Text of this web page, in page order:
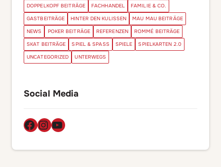
DOPPELKOPF BEITRÄGE
FACHHANDEL
FAMILIE & CO.
GASTBEITRÄGE
HINTER DEN KULISSEN
MAU MAU BEITRÄGE
NEWS
POKER BEITRÄGE REFERENZEN
ROMMÉ BEITRÄGE
SKAT BEITRÄGE
SPIEL & SPASS SPIELE
SPIELKARTEN 2.0
UNCATEGORIZED
UNTERWEGS
Social Media
Facebook
Instagram
YouTube